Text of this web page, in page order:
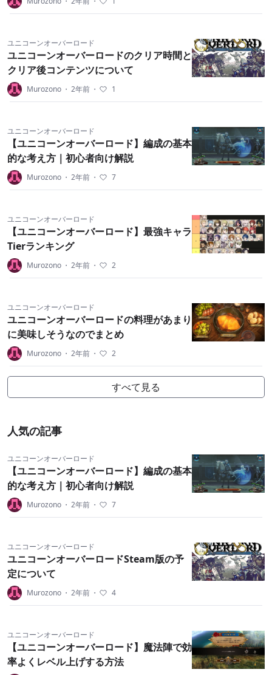
ユニコーンオーバーロード
ユニコーンオーバーロードのクリア時間と
クリア後コンテンツについて
Murozono ・ 2年前 ・ 1
ユニコーンオーバーロード
【ユニコーンオーバーロード】編成の基本
的な考え方｜初心者向け解説
Murozono ・ 2年前 ・ 7
ユニコーンオーバーロード
【ユニコーンオーバーロード】最強キャラ
Tierランキング
Murozono ・ 2年前 ・ 2
ユニコーンオーバーロード
ユニコーンオーバーロードの料理があまり
に美味しそうなのでまとめ
Murozono ・ 2年前 ・ 2
すべて見る
人気の記事
ユニコーンオーバーロード
【ユニコーンオーバーロード】編成の基本
的な考え方｜初心者向け解説
Murozono ・ 2年前 ・ 7
ユニコーンオーバーロード
ユニコーンオーバーロードSteam版の予
定について
Murozono ・ 2年前 ・ 4
ユニコーンオーバーロード
【ユニコーンオーバーロード】魔法陣で効
率よくレベル上げする方法